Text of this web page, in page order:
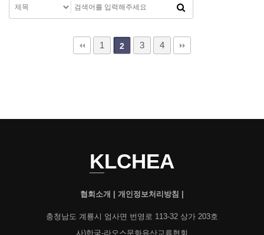
1 2 3 4
KLCHEA
협회소개 개인정보처리방침
충청남도 계룡시 엄사면 번영로 113-32 상가 203호
사)한국-라오스문화유산교류협회